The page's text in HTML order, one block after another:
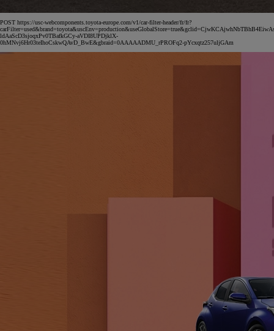
POST https://usc-webcomponents.toyota-europe.com/v1/car-filter-header/fr/fr?
ldAaScD3sjoqxPv0TBafkGCy-aVDI8UPDjklX-
0hMNvj6Hr03teIhoCskwQAvD_BwE&gbraid=0AAAAADMU_rPROFq2-pYcxqtz257uljGAm